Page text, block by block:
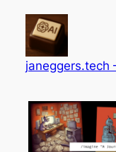
springen
janeggers.tech